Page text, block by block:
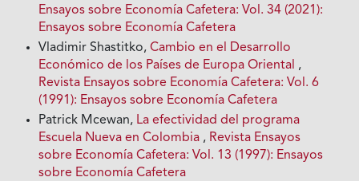
Ensayos sobre Economía Cafetera: Vol. 34 (2021):
Ensayos sobre Economía Cafetera
Vladimir Shastitko,Cambio en el Desarrollo
Económico de los Países de Europa Oriental ,
Revista Ensayos sobre Economía Cafetera: Vol. 6
(1991): Ensayos sobre Economía Cafetera
Patrick Mcewan, La efectividad del programa
Escuela Nueva en Colombia , Revista Ensayos
sobre Economía Cafetera: Vol. 13 (1997): Ensayos
sobre Economía Cafetera